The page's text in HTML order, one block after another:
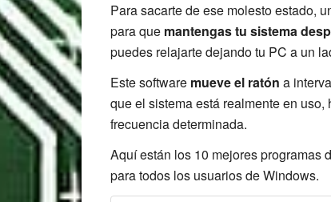
Para sacarte de ese molesto estado,
para que mantengas tu sistema
puedes relajarte dejando tu PC a un
Este software mueve el ratón a
que el sistema está realmente en
frecuencia determinada.
Aquí están los 10 mejores programas
para todos los usuarios de Windows.